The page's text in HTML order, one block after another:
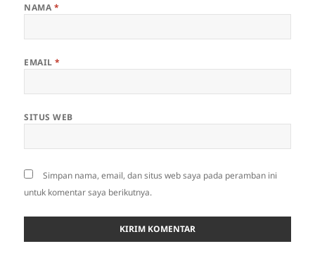
NAMA *
EMAIL*
SITUS WEB
Simpan nama, email, dan situs web saya pada peramban ini
untuk komentar saya berikutnya.